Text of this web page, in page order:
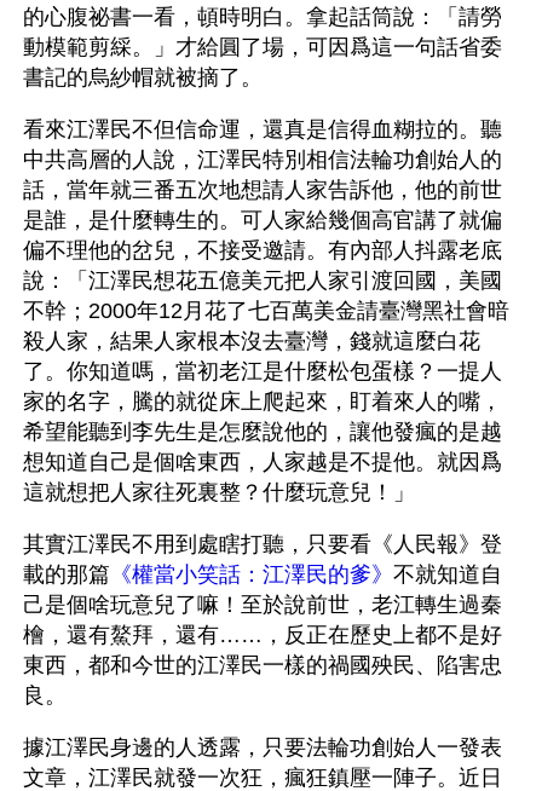
的心腹祕書一看，頓時明白。拿起話筒說：「請勞
動模範剪綵。」才給圓了場，可因爲這一句話省委
書記的烏紗帽就被摘了。
看來江澤民不但信命運，還真是信得血糊拉的。聽
中共高層的人說，江澤民特別相信法輪功創始人的
話，當年就三番五次地想請人家告訴他，他的前世
是誰，是什麼轉生的。可人家給幾個高官講了就偏
偏不理他的岔兒，不接受邀請。有內部人抖露老底
說：「江澤民想花五億美元把人家引渡回國，美國
不幹；2000年12月花了七百萬美金請臺灣黑社會暗
殺人家，結果人家根本沒去臺灣，錢就這麼白花
了。你知道嗎，當初老江是什麼松包蛋樣？一提人
家的名字，騰的就從床上爬起來，盯着來人的嘴，
希望能聽到李先生是怎麼說他的，讓他發瘋的是越
想知道自己是個啥東西，人家越是不提他。就因爲
這就想把人家往死裏整？什麼玩意兒！」
其實江澤民不用到處瞎打聽，只要看《人民報》登
載的那篇 《權當小笑話：江澤民的爹》 不就知道自
己是個啥玩意兒了嘛！至於說前世，老江轉生過秦
檜，還有鰲拜，還有……，反正在歷史上都不是好
東西，都和今世的江澤民一樣的禍國殃民、陷害忠
良。
據江澤民身邊的人透露，只要法輪功創始人一發表
文章，江澤民就發一次狂，瘋狂鎮壓一陣子。近日